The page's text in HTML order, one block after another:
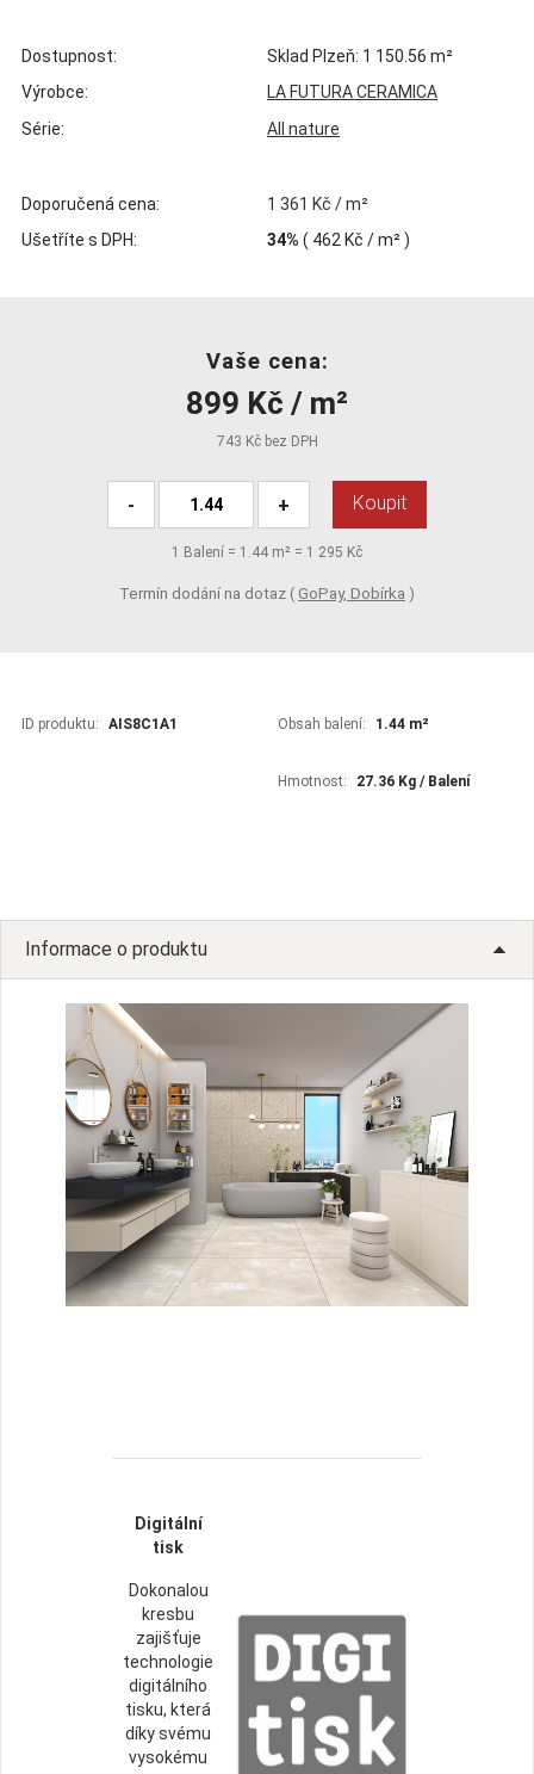
Dostupnost:
Sklad Plzeň: 1 150.56 m²
Výrobce:
LA FUTURA CERAMICA
Série:
All nature
Doporučená cena:
1 361 Kč / m²
Ušetříte s DPH:
34% ( 462 Kč / m² )
Vaše cena:
899 Kč / m²
743 Kč bez DPH
- + Koupit
1 Balení = 1.44 m² = 1 295 Kč
Termín dodání na dotaz ( GoPay, Dobírka )
ID produktu: AIS8C1A1 Obsah balení: 1.44 m²
Hmotnost: 27.36 Kg / Balení
Informace o produktu
Digitální
tisk
Dokonalou
kresbu
zajišťuje
technologie
digitálního
tisku, která
díky svému
vysokému